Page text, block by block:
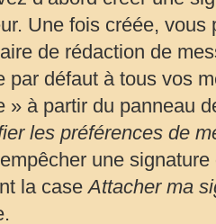
Une fois créée,
de rédaction de
par défaut à tous vos
» à partir du panneau
les préférences de
une
la caseAttacher ma